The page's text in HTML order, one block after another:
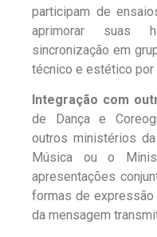
participam de
aprimorar suas
sincronização em
técnico e estético
Integração com
de Dança e
outros ministérios
Música ou o
apresentações
formas de
da mensagem